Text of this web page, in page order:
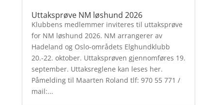
Uttaksprøve NM løshund 2026
Klubbens medlemmer inviteres til uttaksprøve
for NM løshund 2026. NM arrangerer av
Hadeland og Oslo-områdets Elghundklubb
20.-22. oktober. Uttaksprøven gjennomføres 19.
september. Uttaksreglene kan leses her.
Påmelding til Maarten Roland tlf: 970 55 771 /
mail:...